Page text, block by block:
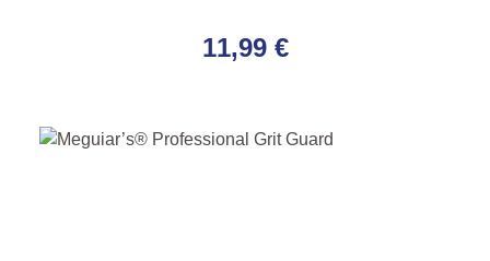
11,99 €